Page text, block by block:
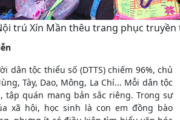
trú Xín Mần thêu trang phục truyền
dân tộc thiểu số (DTTS) chiếm 96%, chủ
Tày, Dao, Mông, La Chí... Mỗi dân tộc
tập quán mang bản sắc riêng. Trong sự
xã hội, học sinh là con em đồng bào